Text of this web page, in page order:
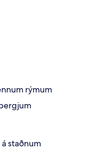
rýmum
staðnum